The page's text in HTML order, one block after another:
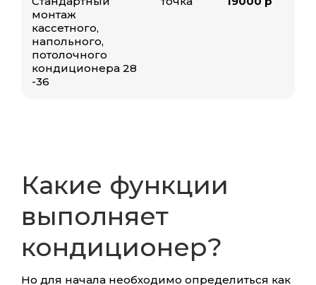
монтаж
кассетного,
напольного,
потолочного
кондиционера 28
-36
Какие функции
выполняет
кондиционер?
Но для начала необходимо определиться как